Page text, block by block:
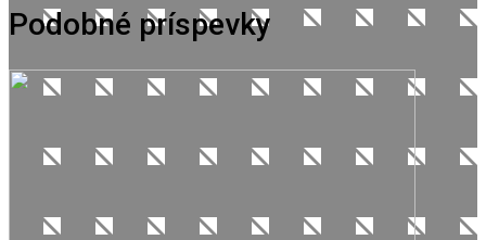
Podobné príspevky